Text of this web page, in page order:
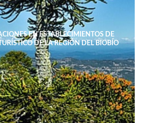
EN ESTABLECIMIENTOS DE
DE LA REGIÓN DEL BIOBÍO
15,4% INTERANUAL